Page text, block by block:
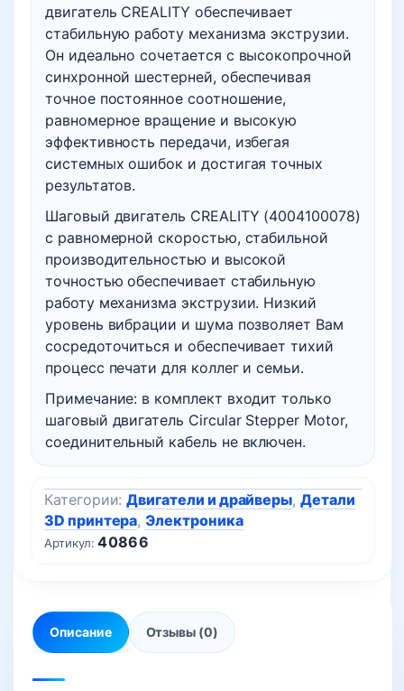
двигатель CREALITY обеспечивает
стабильную работу механизма экструзии.
Он идеально сочетается с высокопрочной
синхронной шестерней, обеспечивая
точное постоянное соотношение,
равномерное вращение и высокую
эффективность передачи, избегая
системных ошибок и достигая точных
результатов.
Шаговый двигатель CREALITY (4004100078)
с равномерной скоростью, стабильной
производительностью и высокой
точностью обеспечивает стабильную
работу механизма экструзии. Низкий
уровень вибрации и шума позволяет Вам
сосредоточиться и обеспечивает тихий
процесс печати для коллег и семьи.
Примечание: в комплект входит только
шаговый двигатель Circular Stepper Motor,
соединительный кабель не включен.
V3
Артикул:40866
Категории:Двигатели и драйверы,Детали
3D принтера,Электроника
Описание Отзывы (0)